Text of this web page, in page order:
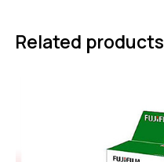
Related products